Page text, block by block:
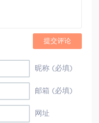
提交评论
昵称 (必填)
邮箱 (必填)
网址